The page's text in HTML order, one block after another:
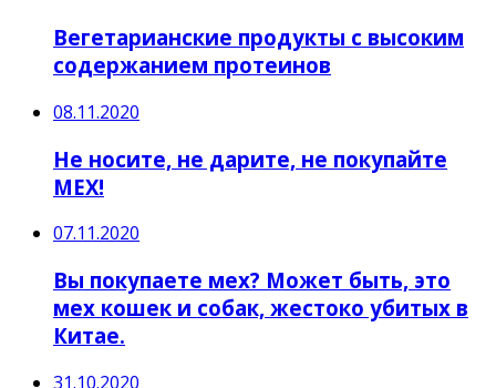
Вегетарианские продукты с высоким
содержанием протеинов
08.11.2020
Не носите, не дарите, не покупайте
МЕХ!
07.11.2020
Вы покупаете мех? Может быть, это
мех кошек и собак, жестоко убитых в
Китае.
31.10.2020